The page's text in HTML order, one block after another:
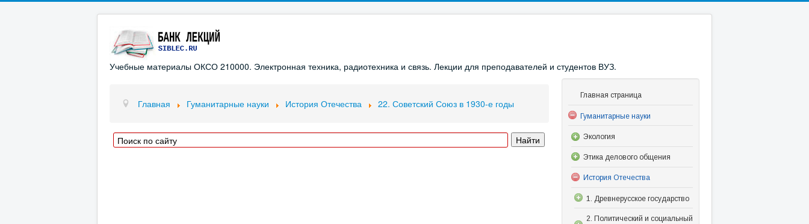
Учебные материалы ОКСО 210000. Электронная техника, радиотехника и связь. Лекции для преподавателей и студентов ВУЗ.
Главная Гуманитарные науки История Отечества 22. Советский Союз в 1930-е годы
Главная страница
Гуманитарные науки
Экология
Этика делового общения
История Отечества
1. Древнерусское государство
2. Политический и социальный